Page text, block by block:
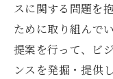
スに関する問題を
ために取り組んで
提案を行って、ビ
ンスを発掘・提供